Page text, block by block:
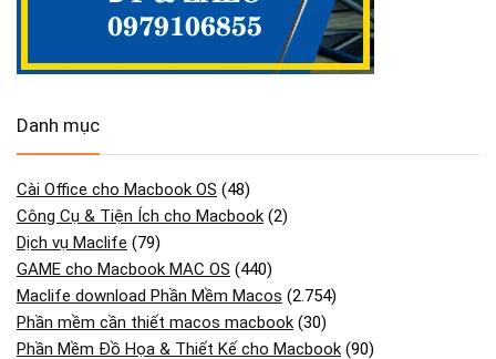
Danh mục
Cài Office cho Macbook OS (48)
Công Cụ & Tiện Ích cho Macbook (2)
Dịch vụ Maclife (79)
GAME cho Macbook MAC OS (440)
Maclife download Phần Mềm Macos (2.754)
Phần mềm cần thiết macos macbook (30)
Phần Mềm Đồ Họa & Thiết Kế cho Macbook (90)